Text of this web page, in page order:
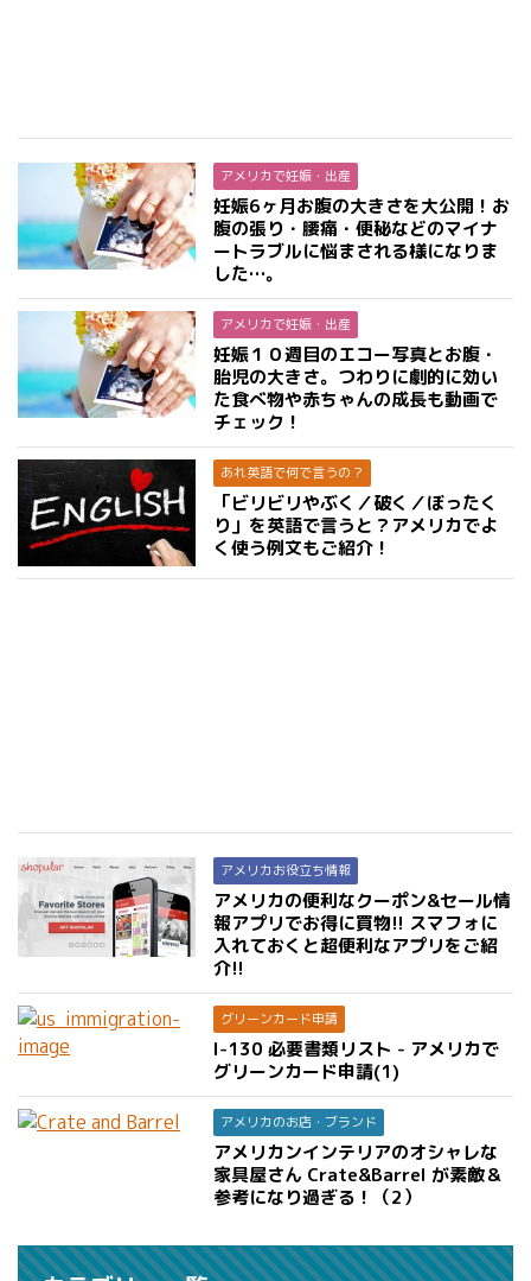
アメリカで妊娠・出産
妊娠6ヶ月お腹の大きさを大公開！お
腹の張り・腰痛・便秘などのマイナ
ートラブルに悩まされる様になりま
した…。
アメリカで妊娠・出産
妊娠１０週目のエコー写真とお腹・
胎児の大きさ。つわりに劇的に効い
た食べ物や赤ちゃんの成長も動画で
チェック！
あれ英語で何で言うの？
「ビリビリやぶく／破く／ぼったく
り」を英語で言うと？アメリカでよ
く使う例文もご紹介！
アメリカお役立ち情報
アメリカの便利なクーポン&セール情
報アプリでお得に買物!! スマフォに
入れておくと超便利なアプリをご紹
介!!
グリーンカード申請
I-130 必要書類リスト - アメリカで
グリーンカード申請(1)
アメリカのお店・ブランド
アメリカンインテリアのオシャレな
家具屋さん Crate&Barrel が素敵＆
参考になり過ぎる！（2）